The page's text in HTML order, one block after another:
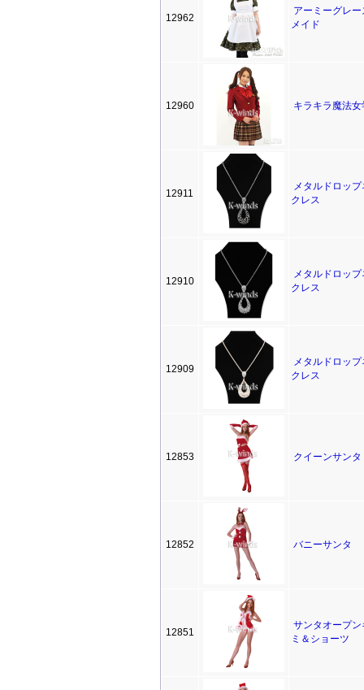
12962
アーミーグレー
メイド
12960 キラキラ魔法女
12911
メタルドロップ
クレス
12910
メタルドロップ
クレス
12909
メタルドロップ
クレス
12853 クイーンサンタ
12852 バニーサンタ
12851
サンタオープン
ミ＆ショーツ